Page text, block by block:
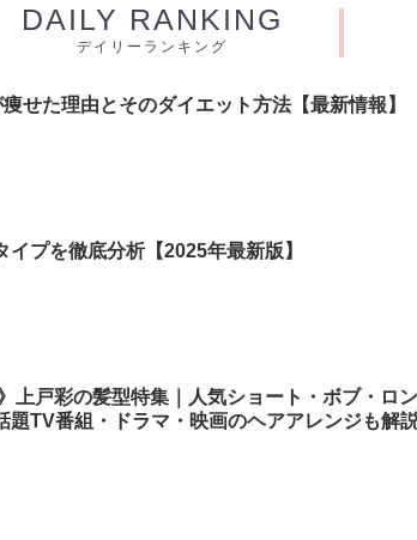
DAILY RANKING
デイリーランキング
せた理由とそのダイエット方法【最新情報】
イプを徹底分析【2025年最新版】
上戸彩の髪型特集｜人気ショート・ボブ・ロ
題TV番組・ドラマ・映画のヘアアレンジも解